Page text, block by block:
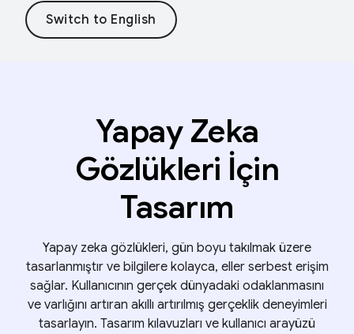
Yapay Zeka
Gözlükleri İçin
Tasarım
Yapay zeka gözlükleri, gün boyu takılmak üzere
tasarlanmıştır ve bilgilere kolayca, eller serbest erişim
sağlar. Kullanıcının gerçek dünyadaki odaklanmasını
ve varlığını artıran akıllı artırılmış gerçeklik deneyimleri
tasarlayın. Tasarım kılavuzları ve kullanıcı arayüzü